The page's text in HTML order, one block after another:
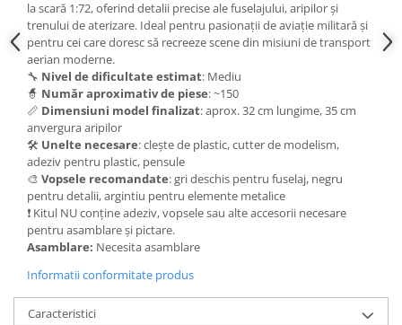
Vallejo Auxiliaries
Vallejo Acrylic Textures
Vopsea la sticluta
Vallejo Liquid Gold
Vallejo Surface Primer
Vallejo Weathering Effects
Vallejo Model Wash
Vallejo Metal Color
AK Interactive
Vopsea Chrome
Real Colors Markers
la scară 1:72, oferind detalii precise ale fuselajului, aripilor și
trenului de aterizare. Ideal pentru pasionații de aviație militară și
pentru cei care doresc să recreeze scene din misiuni de transport
aerian moderne.
🔧 Nivel de dificultate estimat: Mediu
🧙 Număr aproximativ de piese: ~150
📏 Dimensiuni model finalizat: aprox. 32 cm lungime, 35 cm
anvergura aripilor
🛠️ Unelte necesare: clește de plastic, cutter de modelism,
adeziv pentru plastic, pensule
🎨 Vopsele recomandate: gri deschis pentru fuselaj, negru
pentru detalii, argintiu pentru elemente metalice
❗ Kitul NU conține adeziv, vopsele sau alte accesorii necesare
pentru asamblare și pictare.
Asamblare: Necesita asamblare
Informatii conformitate produs
Caracteristici